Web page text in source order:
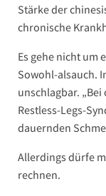
Stärke der
chronische
Es gehe nicht um
Sowohl-alsauch.
unschlagbar.
Restless-Legs-
dauernden
Allerdings dürfe
rechnen.